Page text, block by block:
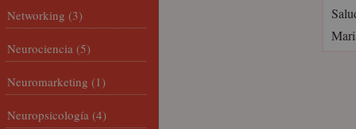
Networking (3)
Neurociencia (5)
Neuromarketing (1)
Neuropsicología (4)